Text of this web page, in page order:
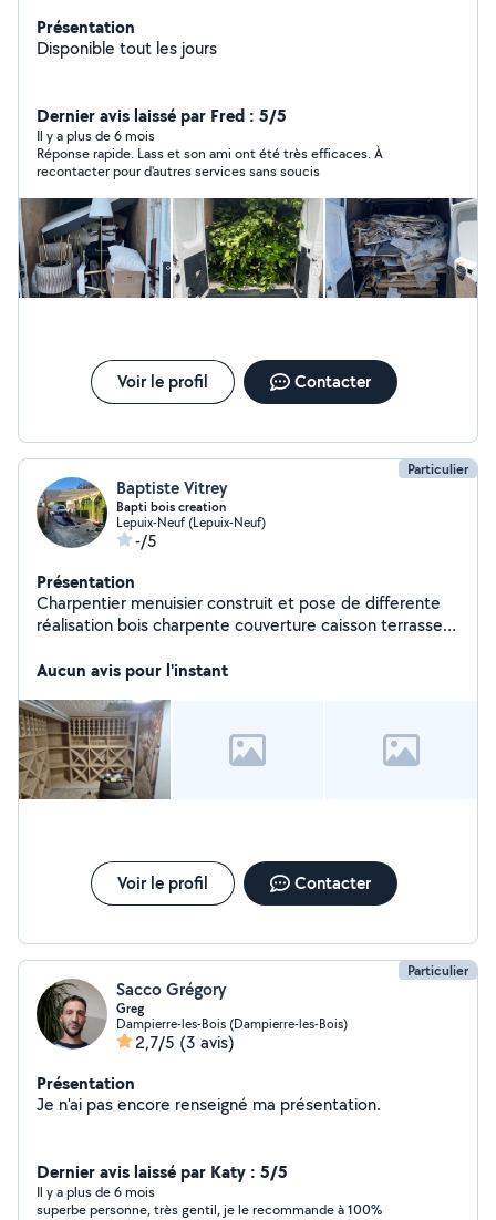
Présentation
Disponible tout les jours
Dernier avis laissé par Fred : 5/5
Il y a plus de 6 mois
Réponse rapide. Lass et son ami ont été très efficaces. À
recontacter pour d'autres services sans soucis
Voir le profil Contacter
Particulier
Baptiste Vitrey
Bapti bois creation
Lepuix-Neuf (Lepuix-Neuf)
-/5
Présentation
Charpentier menuisier construit et pose de differente
réalisation bois charpente couverture caisson terrasse
Aucun avis pour l'instant
Voir le profil Contacter
Particulier
Sacco Grégory
Greg
Dampierre-les-Bois (Dampierre-les-Bois)
2,7/5 (3 avis)
Présentation
Je n'ai pas encore renseigné ma présentation.
Dernier avis laissé par Katy : 5/5
Il y a plus de 6 mois
superbe personne, très gentil, je le recommande à 100%